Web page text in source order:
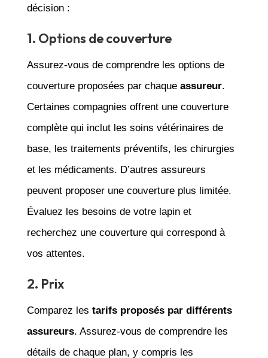
décision :
1. Options de couverture
Assurez-vous de comprendre les options de
couverture proposées par chaque assureur.
Certaines compagnies offrent une couverture
complète qui inclut les soins vétérinaires de
base, les traitements préventifs, les chirurgies
et les médicaments. D’autres assureurs
peuvent proposer une couverture plus limitée.
Évaluez les besoins de votre lapin et
recherchez une couverture qui correspond à
vos attentes.
2. Prix
Comparez les tarifs proposés par différents
assureurs. Assurez-vous de comprendre les
détails de chaque plan, y compris les